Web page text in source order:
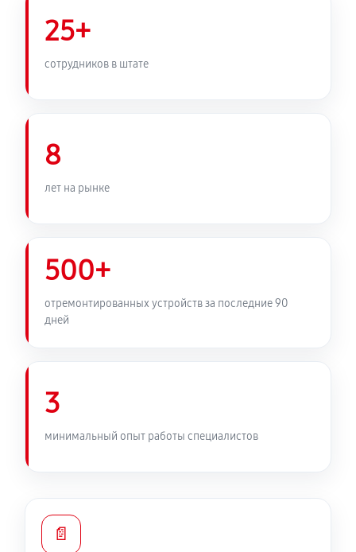
25+
сотрудников в штате
8
лет на рынке
500+
отремонтированных устройств за последние 90
дней
3
минимальный опыт работы специалистов
📄